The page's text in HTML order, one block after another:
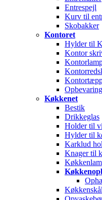
Entrespejl
Kurv til
Skobakker
Kontoret
Hylder til
Kontor
Køkkenet
Bestik
Drikkeglas
Holder til
Hylder til
Karklud
Knager til